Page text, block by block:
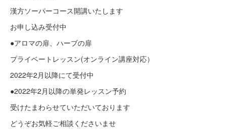
漢方ソーパーコース開講いたします
お申し込み受付中
●アロマの扉、ハーブの扉
プライベートレッスン(オンライン講座対応）
2022年2月以降にて受付中
●2022年2月以降の単発レッスン予約
受けたまわらせていただいております
どうぞお気軽ご相談くださいませ